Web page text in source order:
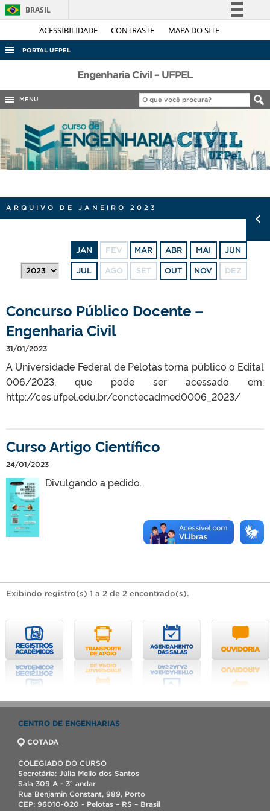
ACESSIBILIDADE CONTRASTE MAPA DO SITE
BRASIL
Simplifique!
Legislação
PORTAL UFPEL
ACESSO À INFORMAÇÃO
AUDITORIA
CONCURSOS
EDITAIS
Engenharia Civil – UFPEL
MENU
ARQUIVO DE JANEIRO 2023
JAN FEV MAR ABR MAI JUN
JUL AGO SET OUT NOV DEZ
Concurso Público Docente –
Engenharia Civil
31/01/2023
A Universidade Federal de Pelotas torna público o Edital
006/2023, que pode ser acessado em:
http://ces.ufpel.edu.br/conctecadmed0006_2023/
Curso Artigo Científico
24/01/2023
Divulgando a pedido.
Exibindo registro(s) 1 a 2 de 2 encontrado(s).
CENTRO DE ENGENHARIAS
COTADA
COLEGIADO DO CURSO
Secretária: Júlia Mello dos Santos
Sala 309 A - 3º andar
Rua Benjamin Constant, 989, Porto
CEP: 96010-020 - Pelotas – RS – Brasil